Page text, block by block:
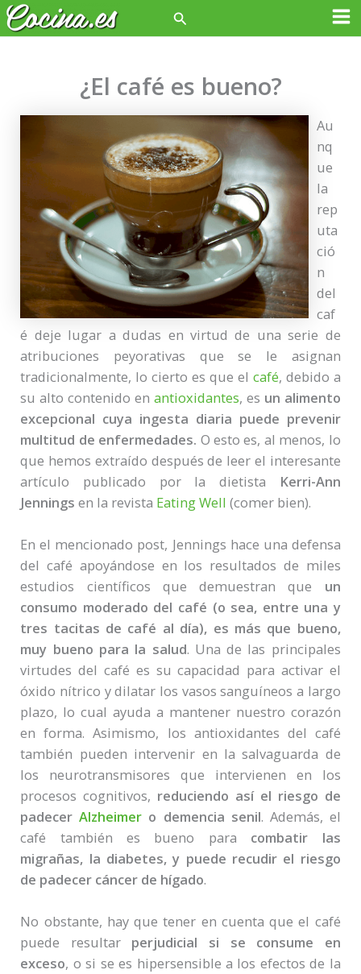
Ir
al
Buscar
¿El café es bueno?
Au
nq
ue
la
rep
uta
ció
n
del
caf
é deje lugar a dudas en virtud de una serie de
atribuciones peyorativas que se le asignan
tradicionalmente, lo cierto es que el café, debido a
su alto contenido en antioxidantes, es un alimento
excepcional cuya ingesta diaria puede prevenir
multitud de enfermedades. O esto es, al menos, lo
que hemos extraído después de leer el interesante
artículo publicado por la dietista Kerri-Ann
Jennings en la revista Eating Well (comer bien).
En el mencionado post, Jennings hace una defensa
del café apoyándose en los resultados de miles
estudios científicos que demuestran que un
consumo moderado del café (o sea, entre una y
tres tacitas de café al día), es más que bueno,
muy bueno para la salud. Una de las principales
virtudes del café es su capacidad para activar el
óxido nítrico y dilatar los vasos sanguíneos a largo
plazo, lo cual ayuda a mantener nuestro corazón
en forma. Asimismo, los antioxidantes del café
también pueden intervenir en la salvaguarda de
los neurotransmisores que intervienen en los
procesos cognitivos, reduciendo así el riesgo de
padecerAlzheimer o demencia senil. Además, el
café también es bueno para combatir las
migrañas, la diabetes, y puede recudir el riesgo
de padecer cáncer de hígado.
No obstante, hay que tener en cuenta que el café
puede resultar perjudicial si se consume en
exceso, o si se es hipersensible a los efectos de la